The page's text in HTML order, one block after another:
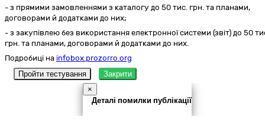
- з прямими замовленнями з каталогу до 50 тис. грн. та планами,
договорами й додатками до них;
- з закупівлею без використання електронної системи (звіт) до 50
грн. та планами, договорами й додатками до них.
Подробиці на infobox.prozorro.org
Пройти тестування
Закрити
×
Деталі помилки публікації